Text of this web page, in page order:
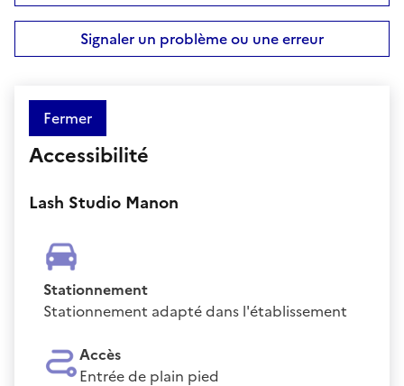
Signaler un problème ou une erreur
Fermer
Accessibilité
Lash Studio Manon
Stationnement
Stationnement adapté dans l'établissement
Accès
Entrée de plain pied